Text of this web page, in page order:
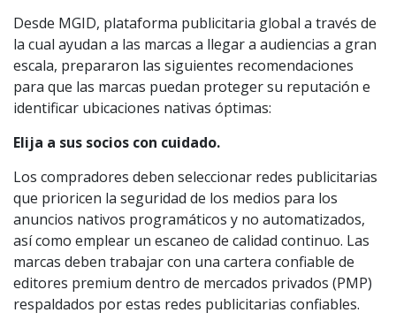
Desde MGID, plataforma publicitaria global a través de
la cual ayudan a las marcas a llegar a audiencias a gran
escala, prepararon las siguientes recomendaciones
para que las marcas puedan proteger su reputación e
identificar ubicaciones nativas óptimas:
Elija a sus socios con cuidado.
Los compradores deben seleccionar redes publicitarias
que prioricen la seguridad de los medios para los
anuncios nativos programáticos y no automatizados,
así como emplear un escaneo de calidad continuo. Las
marcas deben trabajar con una cartera confiable de
editores premium dentro de mercados privados (PMP)
respaldados por estas redes publicitarias confiables.